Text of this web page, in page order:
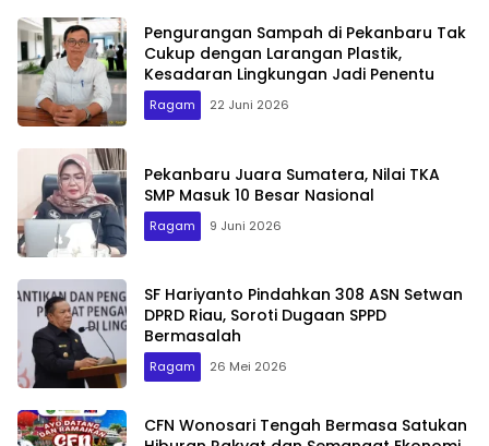
Pengurangan Sampah di Pekanbaru Tak
Cukup dengan Larangan Plastik,
Kesadaran Lingkungan Jadi Penentu
Ragam 22 Juni 2026
Pekanbaru Juara Sumatera, Nilai TKA
SMP Masuk 10 Besar Nasional
Ragam 9 Juni 2026
SF Hariyanto Pindahkan 308 ASN Setwan
DPRD Riau, Soroti Dugaan SPPD
Bermasalah
Ragam 26 Mei 2026
CFN Wonosari Tengah Bermasa Satukan